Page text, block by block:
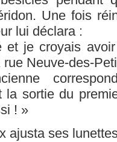
Une fois
lui déclara :
et je croyais
Neuve-des-
la sortie du
! »
ajusta ses